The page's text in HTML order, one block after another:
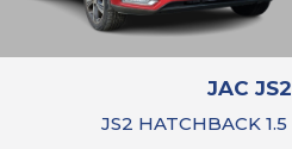
JAC JS2
JS2 HATCHBACK 1.5